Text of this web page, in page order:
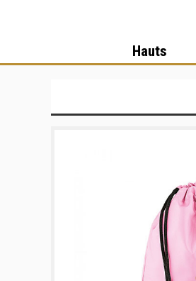
Hauts